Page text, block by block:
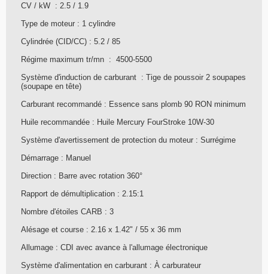
CV / kW : 2.5 / 1.9
Type de moteur : 1 cylindre
Cylindrée (CID/CC) : 5.2 / 85
Régime maximum tr/mn : 4500-5500
Système d'induction de carburant : Tige de poussoir 2 soupapes
(soupape en tête)
Carburant recommandé : Essence sans plomb 90 RON minimum
Huile recommandée : Huile Mercury FourStroke 10W-30
Système d'avertissement de protection du moteur : Surrégime
Démarrage : Manuel
Direction : Barre avec rotation 360°
Rapport de démultiplication : 2.15:1
Nombre d'étoiles CARB : 3
Alésage et course : 2.16 x 1.42" / 55 x 36 mm
Allumage : CDI avec avance à l'allumage électronique
Système d'alimentation en carburant : À carburateur